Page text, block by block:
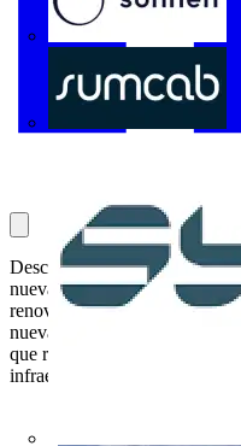
Descubre las novedades de
nueva fábrica inteligente con
renovables, sistemas de
nueva generación de
que refuerzan su presencia en
infraestructuras y transición